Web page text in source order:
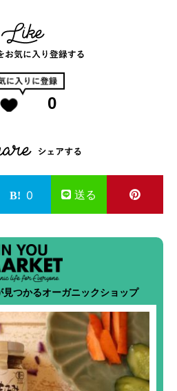
0
0 送る
つかるオーガニックショップ